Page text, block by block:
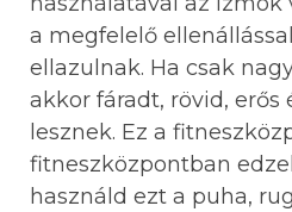
a megfelelő
ellazulnak. Ha csak
akkor fáradt, rövid, erős
lesznek. Ez a
fitneszközpontban
használd ezt a puha,